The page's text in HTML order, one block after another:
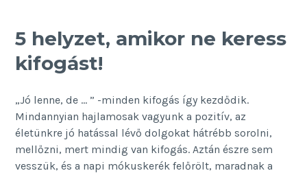
5 helyzet, amikor ne keress
kifogást!
„Jó lenne, de … ” -minden kifogás így kezdődik.
Mindannyian hajlamosak vagyunk a pozitív, az
életünkre jó hatással lévő dolgokat hátrébb sorolni,
mellőzni, mert mindig van kifogás. Aztán észre sem
vesszük, és a napi mókuskerék felőrölt, maradnak a